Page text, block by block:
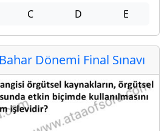
C D E
Dönemi Final Sınavı